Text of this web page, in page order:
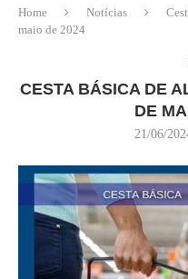
Home Notícias
maio de 2024
CESTA BÁSICA DE
DE
21/06/